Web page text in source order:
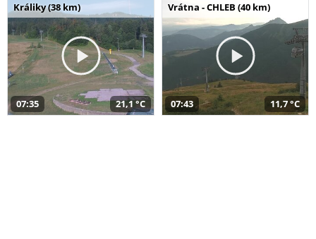
Králiky (38 km)
07:35 21,1 °C
Vrátna - CHLEB (40 km)
07:43 11,7 °C